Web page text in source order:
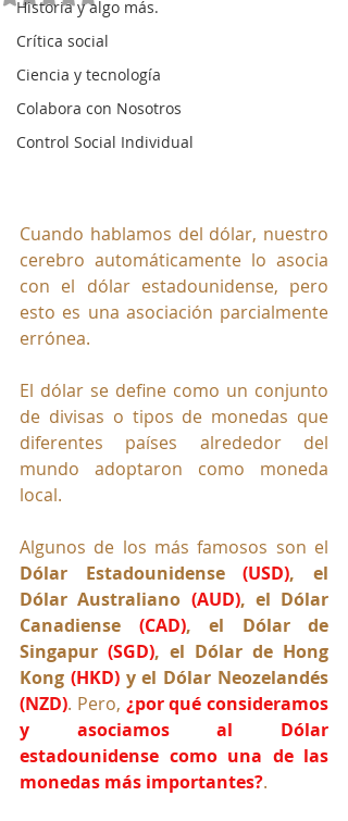
Historia y algo más.
Crítica social
Ciencia y tecnología
Colabora con Nosotros
Control Social Individual
Cuando hablamos del dólar, nuestro
cerebro automáticamente lo asocia
con el dólar estadounidense, pero
esto es una asociación parcialmente
errónea.
El dólar se define como un conjunto
de divisas o tipos de monedas que
diferentes países alrededor del
mundo adoptaron como moneda
local.
Dólar Estadounidense (USD), el
Dólar Australiano (AUD), el Dólar
Canadiense (CAD), el Dólar de
Singapur (SGD), el Dólar de Hong
Kong (HKD)
(NZD). Pero, ¿por qué consideramos
y asociamos al Dólar
estadounidense como una de las
monedas más importantes?.